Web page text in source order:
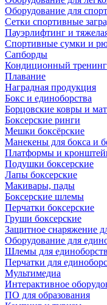
Оборудование для
Сетки спортивные
Пауэрлифтинг и
Спортивные сумки и
Сапборды
Кондиционный тренинг
Плавание
Наградная продукция
Бокс и единоборства
Борцовские ковры и
Боксерские ринги
Мешки боксёрские
Манекены для бокса и
Платформы и
Подушки боксерские
Лапы боксерские
Макивары, пады
Боксерские шлемы
Перчатки боксерские
Груши боксерские
Защитное снаряжение
Оборудование для
Шлемы для
Перчатки для
Мультимедиа
Интерактивное
ПО для образования